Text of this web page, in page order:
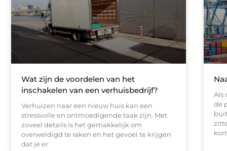
Wat zijn de voordelen van het
inschakelen van een verhuisbedrijf?
Verhuizen naar een nieuw huis kan een
stressvolle en ontmoedigende taak zijn. Met
zoveel details is het gemakkelijk om
overweldigd te raken en het gevoel te krijgen
dat je er
Als
de